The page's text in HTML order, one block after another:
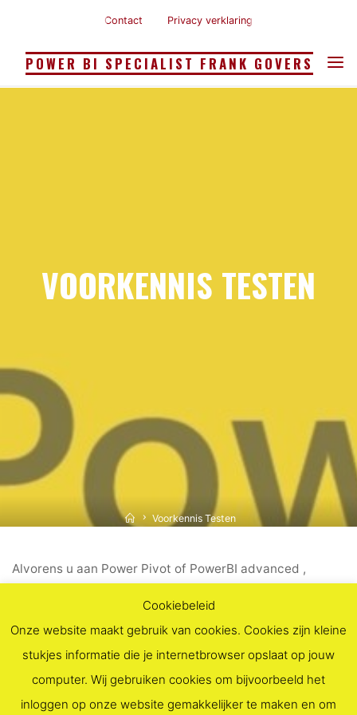
POWER BI SPECIALIST FRANK GOVERS
Contact Privacy verklaring
VOORKENNIS TESTEN
HomeVoorkennis Testen
Alvorens u aan Power Pivot of PowerBI advanced ,
U krijgt deze toegezonden, indien u zich inschrijft voor
een Power BI, Excel of PowerBI advanced sessie
Cookiebeleid
Onze website maakt gebruik van cookies. Cookies zijn kleine
stukjes informatie die je internetbrowser opslaat op jouw
computer. Wij gebruiken cookies om bijvoorbeeld het
inloggen op onze website gemakkelijker te maken en om